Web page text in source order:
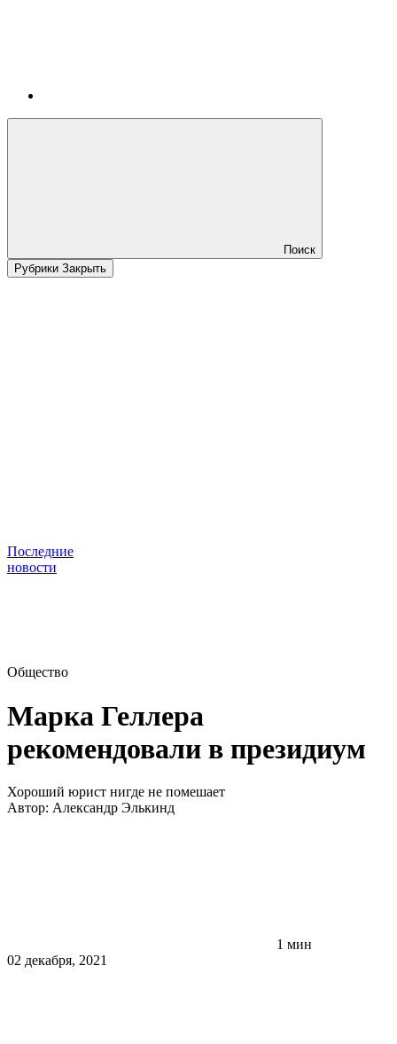
Поиск
Рубрики Закрыть
Последние
новости
Общество
Марка Геллера
рекомендовали в президиум
Хороший юрист нигде не помешает
Автор: Александр Элькинд
1 мин
02 декабря, 2021